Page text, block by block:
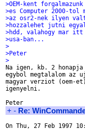
>OEM-kent
>es Computer 2000-
>az osr2-nek ilyen
>hozzalehet jutni
>hdd, valahogy mar
>usa-ban...
>
>Peter
>
Na igen, kb. 2
egybol megtalalom az
magyar verziot (oem-
igenyelni.
+ - Re:
On Thu, 27 Feb 1997